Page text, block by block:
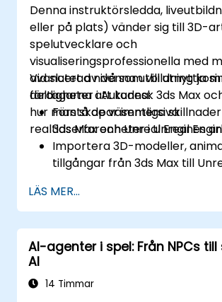
Denna instruktörsledda,
eller på plats) vänder sig till 3D-
spelutvecklare och
visualiseringsprofessionella med
avancerad nivå som vill utnyttja
färdigheter i Autodesk 3ds Max
hur man skapar immersiva
realtidserfarenheter i Unreal
Vid slutet av denna utbildning
deltagarna att kunna:
Förstå de väsentliga
3ds Max och Unreal Engines
Importera 3D-modeller,
tillgångar från 3ds Max till
shader i Unreal Engine.
Inställa dynamiskt ljus och
belysning för
Implementera interaktivitet
scriptande.
LÄS MER...
AI-agenter i spel: Från NPCs
AI
14 Timmar